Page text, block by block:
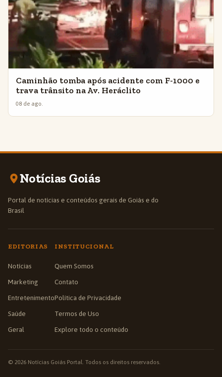
Caminhão tomba após acidente com F-1000 e
trava trânsito na Av. Heráclito
08 de ago.
Notícias Goiás
Portal de notícias e conteúdos gerais de Goiás e do
Brasil
EDITORIAS
Notícias
Marketing
Entretenimento
Saúde
Geral
INSTITUCIONAL
Quem Somos
Contato
Política de Privacidade
Termos de Uso
Explore todo o conteúdo
© 2026 Notícias Goiás Portal. Todos os direitos reservados.